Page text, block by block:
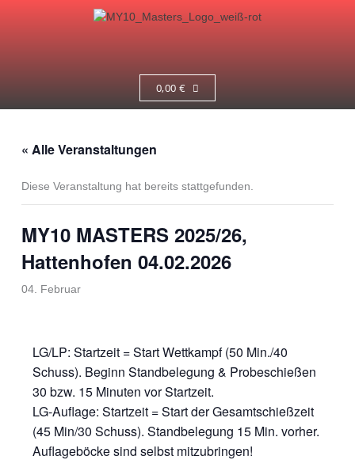
0,00€
« Alle Veranstaltungen
Diese Veranstaltung hat bereits stattgefunden.
MY10 MASTERS 2025/26,
Hattenhofen 04.02.2026
04. Februar
LG/LP: Startzeit = Start Wettkampf (50 Min./40
Schuss). Beginn Standbelegung & Probeschießen
30 bzw. 15 Minuten vor Startzeit.
LG-Auflage: Startzeit = Start der Gesamtschießzeit
(45 Min/30 Schuss). Standbelegung 15 Min. vorher.
Auflageböcke sind selbst mitzubringen!